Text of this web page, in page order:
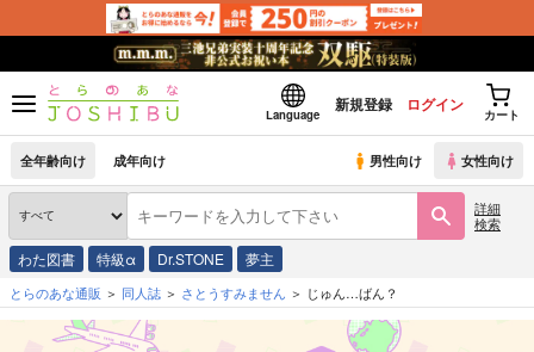
Language
新規登録 ログイン
カート
全年齢向け 成年向け 男性向け 女性向け
詳細
検索
わた図書 特級α Dr.STONE 夢主
とらのあな通販 同人誌 さとうすみません じゅん…ばん？